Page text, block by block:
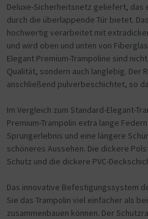
Deluxe-Sicherheitsnetz geliefert, das
durch die überlappende Tür bietet.
hochwertig verarbeitet mit
und wird oben und unten von
Elegant Premium-Trampoline sind
Qualität, sondern auch langlebig. Der
anschließend pulverbeschichtet, so
Im Vergleich zum Standard-Elegant-
Premium-Trampolin extra lange
Sprungerlebnis und eine längere
schöneres Aussehen. Die dickere
Schutz und die dickere PVC-
Das innovative Befestigungssystem
Sie das Trampolin viel einfacher als
zusammenbauen können. Der